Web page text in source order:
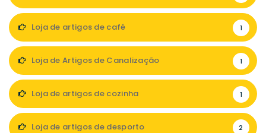
Loja de artigos de café 1
Loja de Artigos de Canalização 1
Loja de artigos de cozinha 1
Loja de artigos de desporto 2